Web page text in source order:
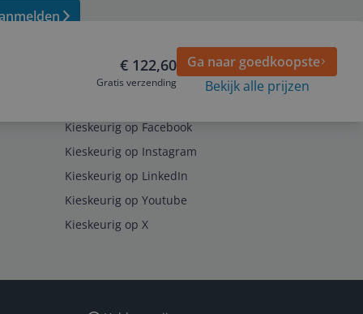
€ 122,60
Gratis verzending
Ga naar goedkoopste
Bekijk alle prijzen
Kieskeurig op Facebook
Kieskeurig op Instagram
Kieskeurig op LinkedIn
Kieskeurig op Youtube
Kieskeurig op X